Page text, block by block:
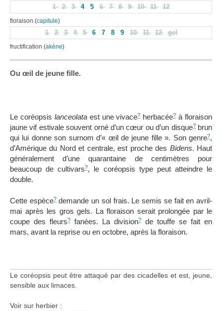
1 2 3 4 5 6 7 8 9 10 11 12
floraison (capitule)
1 2 3 4 5 6 7 8 9 10 11 12 gel
fructification (akène)
Ou œil de jeune fille.
Le coréopsis lanceolataest une vivace? herbacée? à floraison
jaune vif estivale souvent orné d’un cœur ou d’un disque?brun
qui lui donne son surnom d’« œil de jeune fille ». Son genre?,
d’Amérique du Nord et centrale, est proche des Bidens. Haut
généralement d’une quarantaine de centimètres pour
beaucoup de cultivars?, le coréopsis type peut atteindre le
double.
Cette espèce?demande un sol frais. Le semis se fait en avril-
mai après les gros gels. La floraison serait prolongée par le
coupe des fleurs? fanées. La division?
de touffe se fait en
mars, avant la reprise ou en octobre, après la floraison.
Le coréopsis peut être attaqué par des cicadelles et est, jeune,
sensible aux limaces.
Voir sur herbier :